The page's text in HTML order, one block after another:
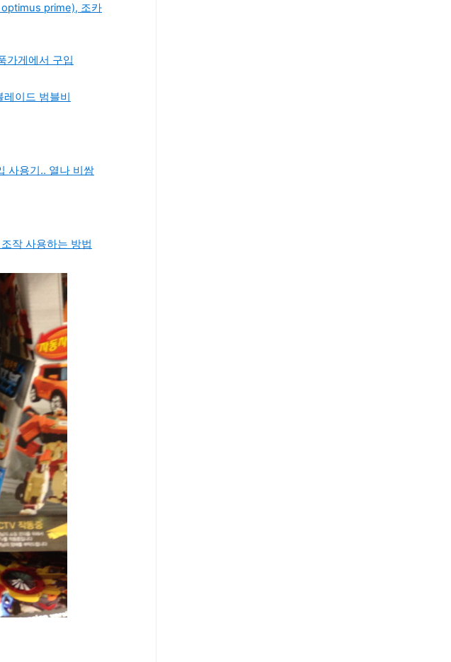
prime), 조카
가게에서 구입
이드 범블비
사용기.. 열나 비쌈
작 사용하는 방법